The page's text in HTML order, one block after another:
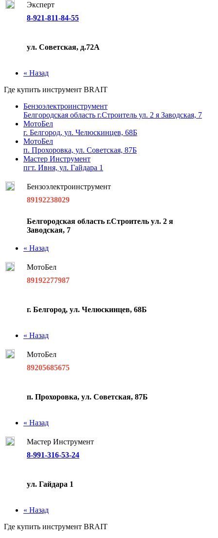
Эксперт
8-921-811-84-55
ул. Советская, д.72А
« Назад
Где купить инструмент BRAIT
Бензоэлектроинструмент
Белгородская область г.Строитель ул. 2 я Заводская, 7
МотоБел
г. Белгород, ул. Челюскинцев, 68Б
МотоБел
п. Прохоровка, ул. Советская, 87Б
Мастер Инструмент
пгт. Ивня, ул. Гайдара 1
Бензоэлектроинструмент
89192238029
Белгородская область г.Строитель ул. 2 я
Заводская, 7
« Назад
МотоБел
89192277987
г. Белгород, ул. Челюскинцев, 68Б
« Назад
МотоБел
89205685675
п. Прохоровка, ул. Советская, 87Б
« Назад
Мастер Инструмент
8-991-316-53-24
ул. Гайдара 1
« Назад
Где купить инструмент BRAIT